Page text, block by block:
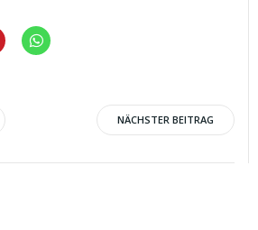
Post
navigation
NÄCHSTER BEITRAG